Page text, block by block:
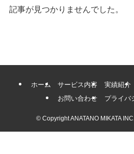
記事が見つかりませんでした。
ホーム サービス内容 実績紹介
お問い合わせ
プライバ
©Copyright ANATANO MIKATA